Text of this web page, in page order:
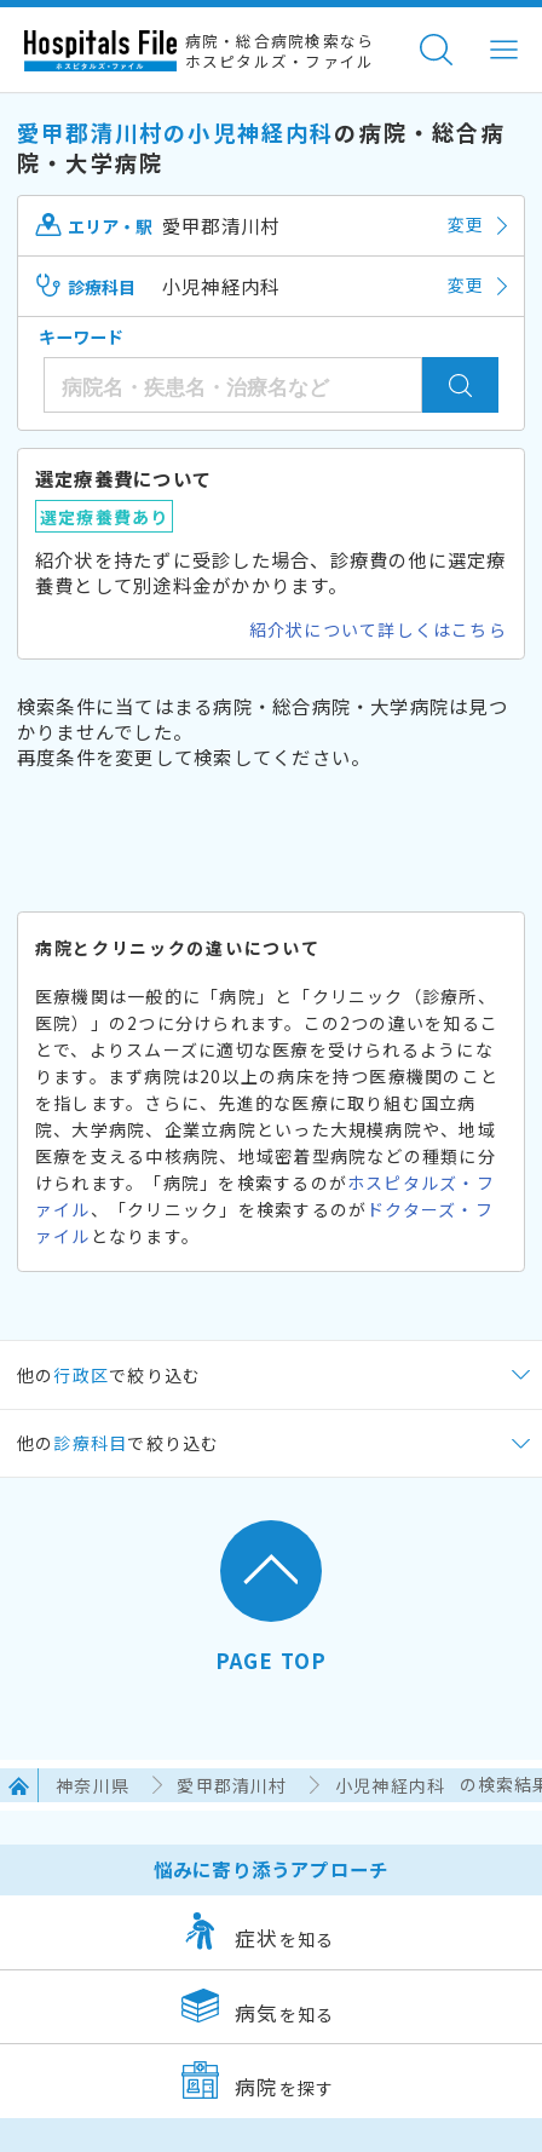
病院・総合病院検索なら
ホスピタルズ・ファイル
愛甲郡清川村の小児神経内科の病院・総合病
院・大学病院
エリア・駅 愛甲郡清川村 変更
診療科目 小児神経内科 変更
キーワード
選定療養費について
選定療養費あり
紹介状を持たずに受診した場合、診療費の他に選定療
養費として別途料金がかかります。
紹介状について詳しくはこちら
検索条件に当てはまる病院・総合病院・大学病院は見つ
かりませんでした。
再度条件を変更して検索してください。
病院とクリニックの違いについて
医療機関は一般的に「病院」と「クリニック（診療所、
医院）」の2つに分けられます。この2つの違いを知るこ
とで、よりスムーズに適切な医療を受けられるようにな
ります。まず病院は20以上の病床を持つ医療機関のこと
を指します。さらに、先進的な医療に取り組む国立病
院、大学病院、企業立病院といった大規模病院や、地域
医療を支える中核病院、地域密着型病院などの種類に分
けられます。「病院」を検索するのがホスピタルズ・フ
ァイル、「クリニック」を検索するのが ドクターズ・フ
ァイル となります。
他の行政区で絞り込む
他の 診療科目で絞り込む
PAGE TOP
神奈川県 愛甲郡清川村 小児神経内科 の検索結
悩みに寄り添うアプローチ
症状 を知る
病気 を知る
病院 を探す